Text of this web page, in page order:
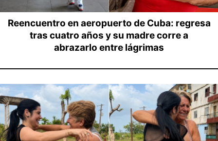
Reencuentro en aeropuerto de Cuba: regresa
tras cuatro años y su madre corre a
abrazarlo entre lágrimas